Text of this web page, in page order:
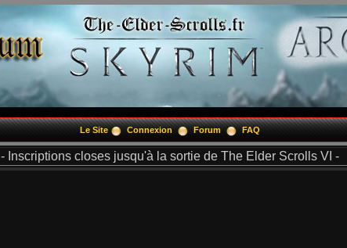
Le Site Connexion Forum FAQ
- Inscriptions closes jusqu'à la sortie de The Elder Scrolls VI -